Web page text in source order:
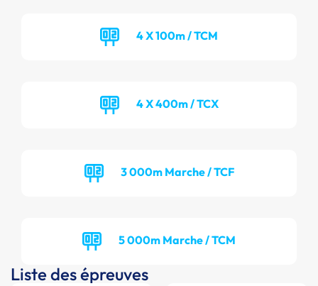
4 X 100m / TCM
4 X 400m / TCX
3 000m Marche / TCF
5 000m Marche / TCM
Liste des épreuves